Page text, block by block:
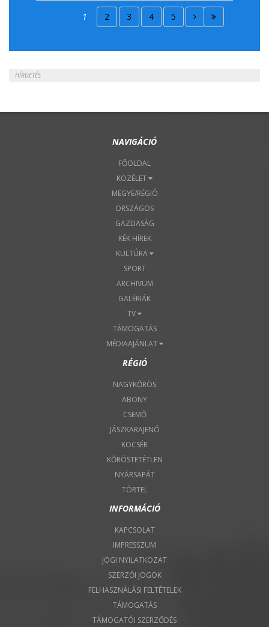
2018. Április 15.
1 2 3 4 5
HÍRDETÉS
NAVIGÁCIÓ
FŐOLDAL
KÖZÉLET
MEGYE/RÉGIÓ
ORSZÁGOS
GAZDASÁG
KÉK HÍREK
KULTÚRA
SPORT
ARCHIVUM
GALÉRIÁK
TV
TÁMOGATÁS
MÉDIAAJÁNLAT
RÉGIÓ
NAGYKŐRÖS
ABONY
CSEMŐ
JÁSZKARAJENŐ
KOCSÉR
KŐRÖSTETÉTLEN
NYÁRSAPÁT
TÖRTEL
INFORMÁCIÓ
KAPCSOLAT
IMPRESSZUM
JOGI NYILATKOZAT
SZERZŐI JOGOK
FELHASZNÁLÁSI FELTÉTELEK
TÁMOGATÁS
TÁMOGATÓI SZERZŐDÉS